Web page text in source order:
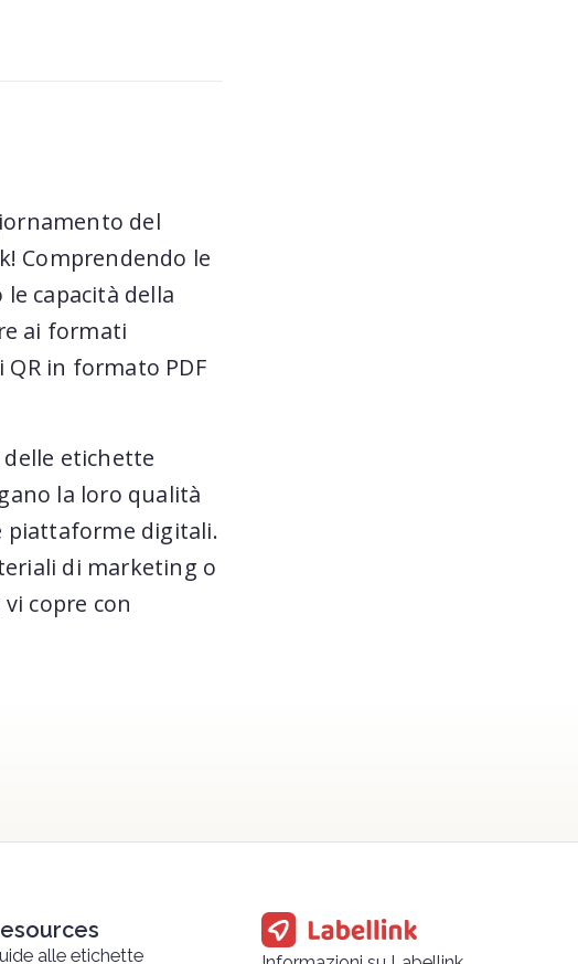
del
Comprendendo le
capacità della
ai formati
in formato PDF
etichette
la loro qualità
piattaforme digitali.
di marketing o
copre con
alle etichette